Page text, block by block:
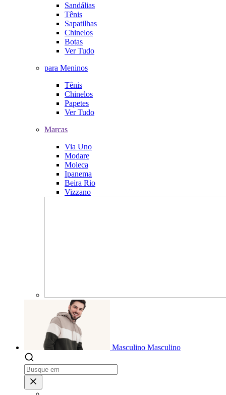
Sandálias
Tênis
Sapatilhas
Chinelos
Botas
Ver Tudo
para Meninos
Tênis
Chinelos
Papetes
Ver Tudo
Marcas
Via Uno
Modare
Moleca
Ipanema
Beira Rio
Vizzano
Masculino Masculino